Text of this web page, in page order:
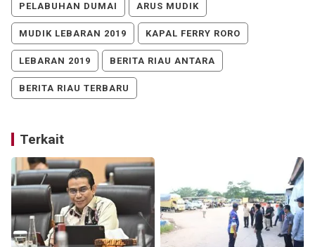
PELABUHAN DUMAI ARUS MUDIK
MUDIK LEBARAN 2019 KAPAL FERRY RORO
LEBARAN 2019 BERITA RIAU ANTARA
BERITA RIAU TERBARU
Terkait